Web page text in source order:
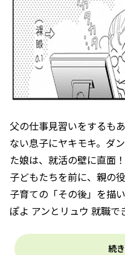
父の仕事見習いをするも
ない息子にヤキモキ。ダ
た娘は、就活の壁に直面
子どもたちを前に、親の
子育ての「その後」を描
ぽよ アンとリュウ 就職で
続